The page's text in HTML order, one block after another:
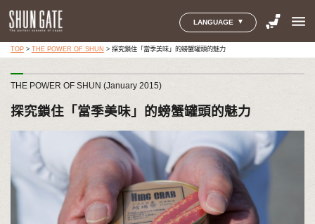
LANGUAGE menu
TOP> THE POWER OF SHUN > 探究鎖住「當季美味」的螃蟹罐頭的魅力
THE POWER OF SHUN (January 2015)
探究鎖住「當季美味」的螃蟹罐頭的魅力